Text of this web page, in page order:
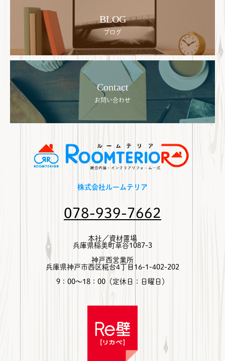
BLOG
ブログ
Contact
お問い合わせ
株式会社ルームテリア
078-939-7662
本社／資材置場
兵庫県稲美町草谷1087-3
神戸西営業所
兵庫県神戸市西区糀台4丁目16-1-402-202
9：00～18：00（定休日：日曜日）